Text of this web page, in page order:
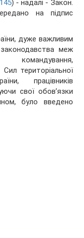
) - надалі - Закон.
на підпис
дуже важливим
законодавства меж
командування,
територіальної
працівників
свої обов’язки
було введено